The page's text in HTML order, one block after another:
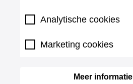
Analytische cookies
Marketing cookies
Meer informatie